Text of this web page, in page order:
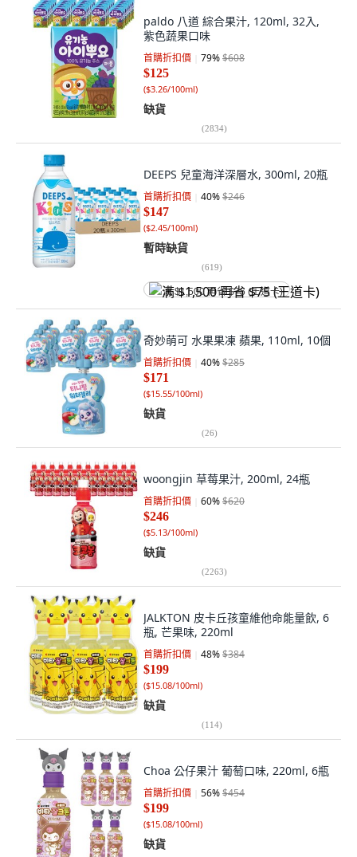
paldo 八道 綜合果汁, 120ml, 32入,
紫色蔬果口味
首購折扣價 79%$608
$125
($3.26/100ml)
缺貨
(2834)
DEEPS 兒童海洋深層水, 300ml, 20瓶
首購折扣價 40%$246
$147
($2.45/100ml)
暫時缺貨
(619)
满 $1,500 再省 $75 (王道卡)
奇妙萌可 水果果凍 蘋果, 110ml, 10個
首購折扣價 40%$285
$171
($15.55/100ml)
缺貨
(26)
woongjin 草莓果汁, 200ml, 24瓶
首購折扣價 60%$620
$246
($5.13/100ml)
缺貨
(2263)
JALKTON 皮卡丘孩童維他命能量飲, 6
瓶, 芒果味, 220ml
首購折扣價 48%$384
$199
($15.08/100ml)
缺貨
(114)
Choa 公仔果汁 葡萄口味, 220ml, 6瓶
首購折扣價 56%$454
$199
($15.08/100ml)
缺貨